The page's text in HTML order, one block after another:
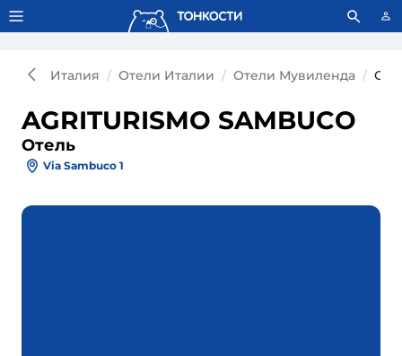
Тонкости используют сookie-файлы. Что это значит?
Италия Отели Италии Отели Мувиленда
AGRITURISMO SAMBUCO
Отель
Via Sambuco 1